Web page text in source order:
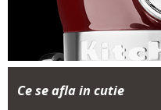
Ce se afla in cutie